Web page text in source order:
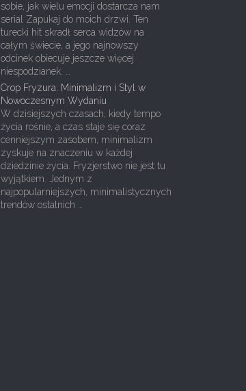
sobie, jak wielu emocji dostarcza nam
serial Zapukaj do moich drzwi. Ten
turecki hit skradł serca widzów na
całym świecie, a jego najnowszy
odcinek obiecuje jeszcze więcej
niespodzianek. …
Crop Fryzura: Minimalizm i Styl w
Nowoczesnym Wydaniu
W dzisiejszych czasach, kiedy tempo
życia rośnie, a czas staje się coraz
cenniejszym zasobem, minimalizm
zyskuje na znaczeniu w każdej
dziedzinie życia. Fryzjerstwo nie jest tu
wyjątkiem. Jednym z
najpopularniejszych, minimalistycznych
trendów ostatnich …